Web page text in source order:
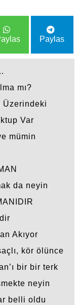
Paylas
mı?
Üzerindeki
Var
mümin
da neyin
Akıyor
kör ölünce
bir bir terk
neyin
belli oldu